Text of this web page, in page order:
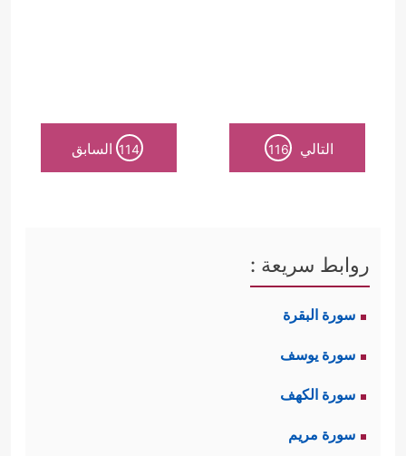
التالي 116
114 السابق
روابط سريعة :
سورة البقرة
سورة يوسف
سورة الكهف
سورة مريم